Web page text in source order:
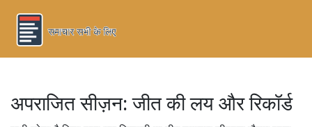
अपराजित सीज़न: जीत की लय और रिकॉर्ड